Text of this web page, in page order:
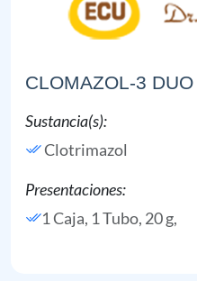
CLOMAZOL-3 DUO
Sustancia(s):
Clotrimazol
Presentaciones:
1 Caja, 1 Tubo, 20 g,